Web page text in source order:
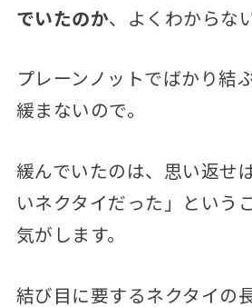
でいたのか、よくわからな
プレーンノットでばかり結
緩まないので。
緩んでいたのは、思い返せ
いネクタイだった」という
気がします。
結び目に要するネクタイの